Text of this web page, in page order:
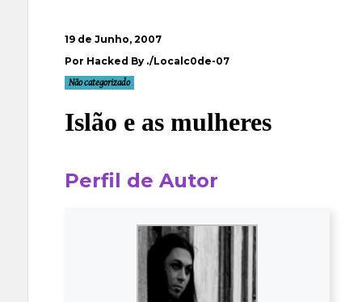
19 de Junho, 2007
Por Hacked By ./Localc0de-07
Não categorizado
Islão e as mulheres
Perfil de Autor